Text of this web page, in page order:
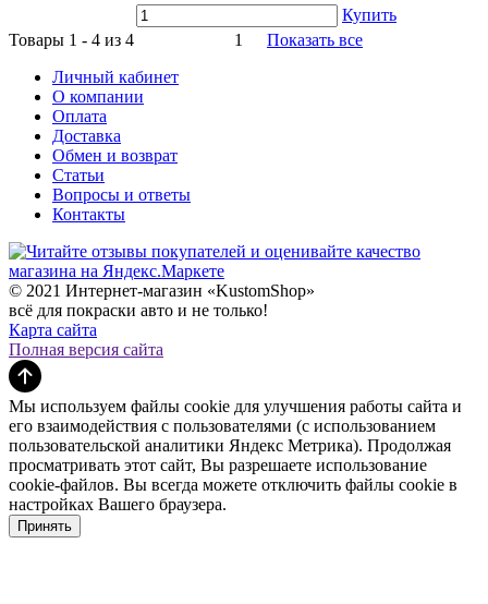
Купить
Товары 1 - 4 из 4
1
Показать все
Личный кабинет
О компании
Оплата
Доставка
Обмен и возврат
Статьи
Вопросы и ответы
Контакты
© 2021 Интернет-магазин «KustomShop»
всё для покраски авто и не только!
Карта сайта
Полная версия сайта
Мы используем файлы cookie для улучшения работы сайта и
его взаимодействия с пользователями (с использованием
пользовательской аналитики Яндекс Метрика). Продолжая
просматривать этот сайт, Вы разрешаете использование
cookie-файлов. Вы всегда можете отключить файлы cookie в
настройках Вашего браузера.
Принять